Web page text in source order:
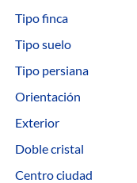
Tipo finca
Tipo suelo
Tipo persiana
Orientación
Exterior
Doble cristal
Centro ciudad